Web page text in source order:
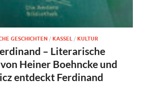
GESCHICHTEN / KASSEL / KULTUR
– Literarische
Heiner Boehncke und
entdeckt Ferdinand